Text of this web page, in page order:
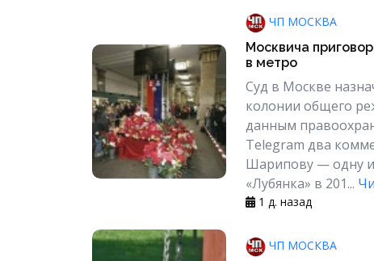
ЧП МОСКВА
Москвича
в метро
Суд в Москве
колонии общего
данным
Telegram два
Шарипову — одну
«Лубянка» в 201...
1 д. назад
ЧП МОСКВА